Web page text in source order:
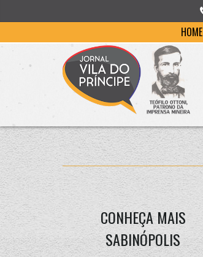
HOME
CONHEÇA MAIS
SABINÓPOLIS